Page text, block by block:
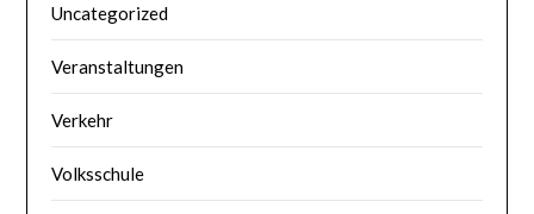
Uncategorized
Veranstaltungen
Verkehr
Volksschule